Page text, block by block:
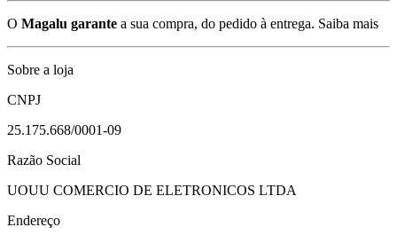
O Magalu garante a sua compra, do pedido à entrega. Saiba mais
Sobre a loja
CNPJ
25.175.668/0001-09
Razão Social
UOUU COMERCIO DE ELETRONICOS LTDA
Endereço